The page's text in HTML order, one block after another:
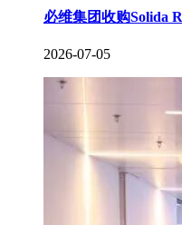
必维集团收购Solida
2026-07-05